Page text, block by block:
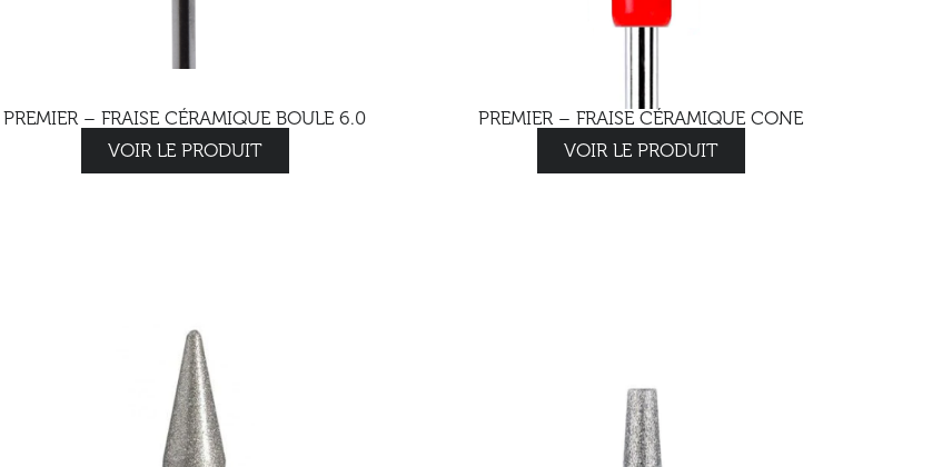
PREMIER – FRAISE CÉRAMIQUE BOULE 6.0
VOIR LE PRODUIT
PREMIER – FRAISE CÉRAMIQUE CONE
VOIR LE PRODUIT